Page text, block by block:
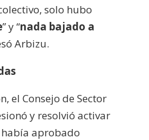
solo hubo
” y “nada bajado a
Arbizu.
el Consejo de Sector
y resolvió activar
aprobado